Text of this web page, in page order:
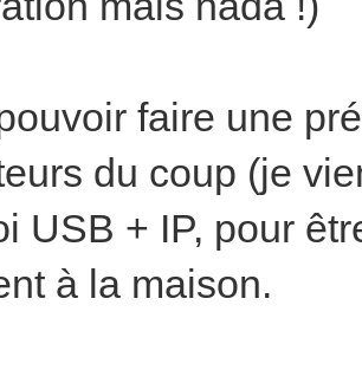
faire une
du coup (je
USB + IP, pour
à la maison.